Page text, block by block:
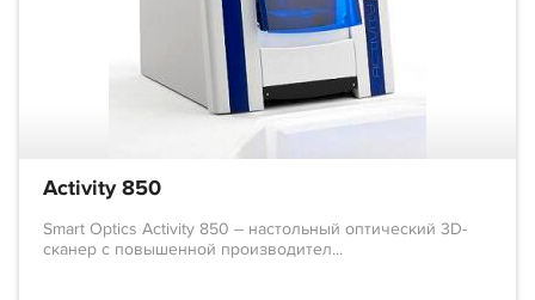
Activity 850
Smart Optics Activity 850 – настольный оптический 3D-
сканер с повышенной производител...